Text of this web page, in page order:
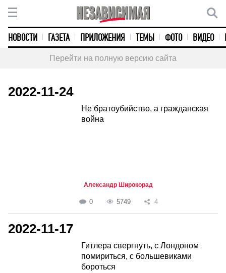
НОВОСТИ ГАЗЕТА ПРИЛОЖЕНИЯ ТЕМЫ ФОТО ВИДЕО
Перейти на полную версию сайта
2022-11-24
Не братоубийство, а гражданская
война
Александр Широкорад
0 5749 4
2022-11-17
Гитлера свергнуть, с Лондоном
помириться, с большевиками
бороться